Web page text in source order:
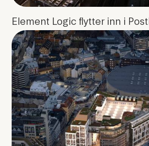
Element Logic flytter inn i